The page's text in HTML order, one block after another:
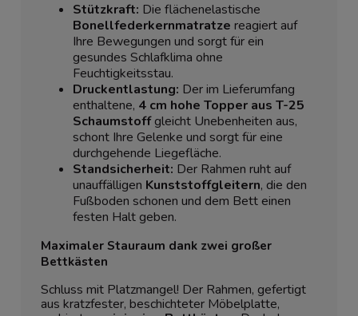
Stützkraft: Die flächenelastische
Bonellfederkernmatratze reagiert auf
Ihre Bewegungen und sorgt für ein
gesundes Schlafklima ohne
Feuchtigkeitsstau.
Druckentlastung: Der im Lieferumfang
enthaltene, 4 cm hohe Topper aus T-25
Schaumstoffgleicht Unebenheiten aus,
schont Ihre Gelenke und sorgt für eine
durchgehende Liegefläche.
Standsicherheit: Der Rahmen ruht auf
unauffälligen Kunststoffgleitern, die den
Fußboden schonen und dem Bett einen
festen Halt geben.
Maximaler Stauraum dank zwei großer
Bettkästen
Schluss mit Platzmangel! Der Rahmen, gefertigt
aus kratzfester, beschichteter Möbelplatte,